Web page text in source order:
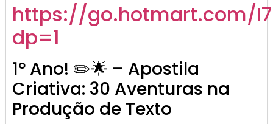
https://go.hotmart.com/
dp=1
1º Ano! ✏️🌟 – Apostila
Criativa: 30 Aventuras na
Produção de Texto